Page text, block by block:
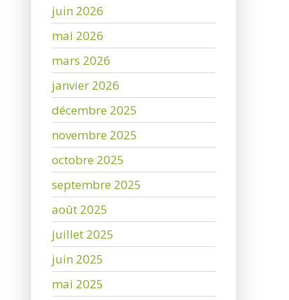
juin 2026
mai 2026
mars 2026
janvier 2026
décembre 2025
novembre 2025
octobre 2025
septembre 2025
août 2025
juillet 2025
juin 2025
mai 2025